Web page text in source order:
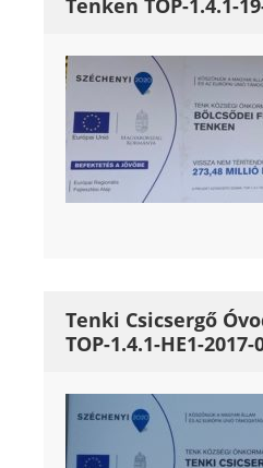
Tenken TOP-1.4.1-
Tenki Csicsergő
TOP-1.4.1-HE1-2017-